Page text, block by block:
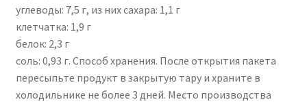
углеводы: 7,5 г, из них сахара: 1,1 г
клетчатка: 1,9 г
белок: 2,3 г
соль: 0,93 г. Способ хранения. После открытия пакета
пересыпьте продукт в закрытую тару и храните в
холодильнике не более 3 дней. Место производства